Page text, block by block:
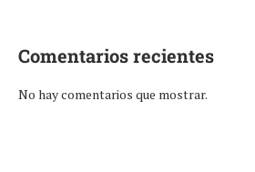
Comentarios recientes
No hay comentarios que mostrar.